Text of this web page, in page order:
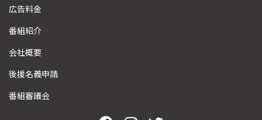
広告料金
番組紹介
会社概要
後援名義申請
番組審議会